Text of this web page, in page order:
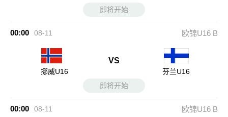
即将开始
00:00 08-11 欧锦U16 B
挪威U16
VS
芬兰U16
即将开始
00:00 08-11 欧锦U16 B